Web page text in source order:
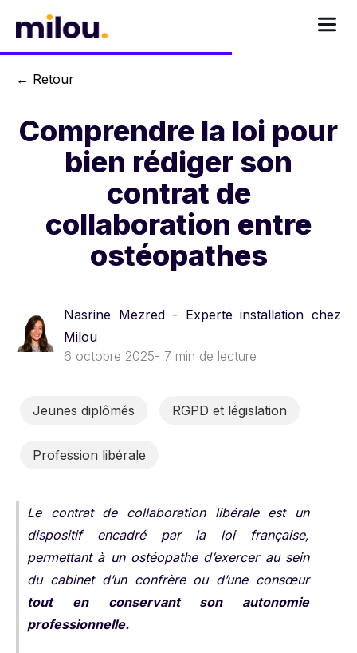
← Retour
Comprendre la loi pour
bien rédiger son
contrat de
collaboration entre
ostéopathes
Nasrine Mezred - Experte installation chez
Milou
6 octobre 2025- 7 min de lecture
Jeunes diplômés RGPD et législation
Profession libérale
Le contrat de collaboration libérale est un
dispositif encadré par la loi française,
permettant à un ostéopathe d’exercer au sein
du cabinet d’un confrère ou d’une consœur
tout en conservant son autonomie
professionnelle.